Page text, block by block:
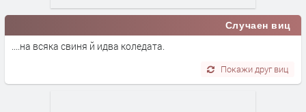
Случаен виц
....на всяка свиня й идва коледата.
Покажи друг виц